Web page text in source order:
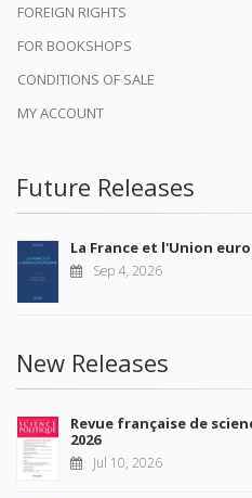
FOREIGN RIGHTS
FOR BOOKSHOPS
CONDITIONS OF SALE
MY ACCOUNT
Future Releases
La France et l'Union
Sep 4, 2026
New Releases
Revue française de
2026
Jul 10, 2026